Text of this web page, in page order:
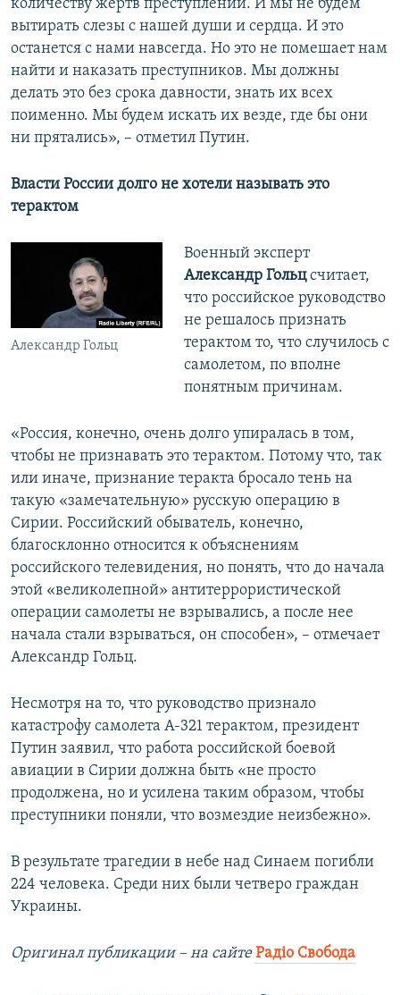
количеству жертв преступлений. И мы не будем
вытирать слезы с нашей души и сердца. И это
останется с нами навсегда. Но это не помешает нам
найти и наказать преступников. Мы должны
делать это без срока давности, знать их всех
поименно. Мы будем искать их везде, где бы они
ни прятались», – отметил Путин.
Власти России долго не хотели называть это
терактом
Александр Гольц
Военный эксперт
Александр Гольцсчитает,
что российское руководство
не решалось признать
терактом то, что случилось с
самолетом, по вполне
понятным причинам.
«Россия, конечно, очень долго упиралась в том,
чтобы не признавать это терактом. Потому что, так
или иначе, признание теракта бросало тень на
такую «замечательную» русскую операцию в
Сирии. Российский обыватель, конечно,
благосклонно относится к объяснениям
российского телевидения, но понять, что до начала
этой «великолепной» антитеррористической
операции самолеты не взрывались, а после нее
начала стали взрываться, он способен», – отмечает
Александр Гольц.
Несмотря на то, что руководство признало
катастрофу самолета А-321 терактом, президент
Путин заявил, что работа российской боевой
авиации в Сирии должна быть «не просто
продолжена, но и усилена таким образом, чтобы
преступники поняли, что возмездие неизбежно».
В результате трагедии в небе над Синаем погибли
224 человека. Среди них были четверо граждан
Украины.
Оригинал публикации – на сайте Радіо Свобода